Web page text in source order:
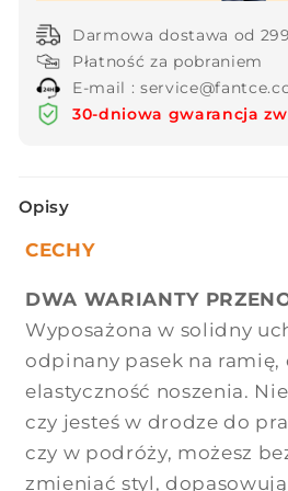
Darmowa dostawa od
Płatność za pobraniem
E-mail :
30-dniowa gwarancja
w
a
n
a
t
r
e
ś
Opisy
CECHY
DWA WARIANTY
Wyposażona w solidny
odpinany pasek na ramię,
elastyczność noszenia.
czy jesteś w drodze do
czy w podróży, możesz
zmieniać styl,